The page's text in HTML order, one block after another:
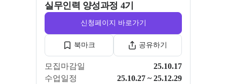
실무인력 양성과정 4기
신청페이지 바로가기
북마크 공유하기
모집마감일
25.10.17
수업일정
25.10.27 ~ 25.12.29